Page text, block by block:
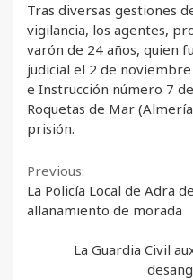
Tras diversas gestiones
vigilancia, los agentes,
varón de 24 años, quien
judicial el 2 de
e Instrucción número 7
Roquetas de Mar
prisión.
Continue
Reading
Previous:
La Policía Local de Adra
allanamiento de morada
La Guardia Civil